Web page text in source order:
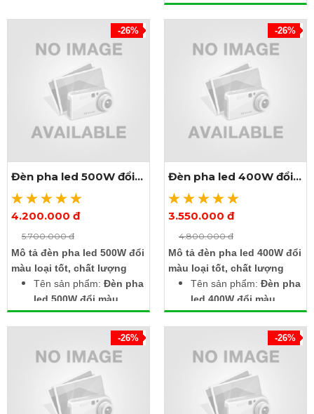
Quang thông: 3300 lm
Cấp bảo vệ: IP66 – IK08
Chiều cao lắp đặt: 3
Diện tích chiếu sáng:
25 – 30 m²
Điện áp đầu
vào: 85V~265V AC
Công suất: 400W
Màu sắc ánh sáng:
Trắng (6000K - 6500K),
vàng (3000K - 3500K)
Kích thước: Đường kính
380mm x cao 280mm
Bảo hành: 1 năm
-26%
Xem thêm ảnh
Đèn pha led 500W đổi
màu
4.200.000 đ
5.700.000 đ
Mô tả đèn pha led 500W đổi
màu loại tốt, chất lượng
Tên sản phẩm: Đèn pha
led 500W đổi màu
Điện áp đầu vào:
85~265V
Quang thông: 50.000lm
Màu sắc: RGB, đổi màu,
đủ màu
Chế độ điều khiển: Tự
-26%
Xem thêm ảnh
Đèn pha led 400W đổi
màu
3.550.000 đ
4.800.000 đ
Mô tả đèn pha led 400W đổi
màu loại tốt, chất lượng
Tên sản phẩm: Đèn pha
led 400W đổi màu
Điện áp đầu vào:
85~265V
Quang thông: 40.000lm
Màu sắc: RGB, đổi màu,
đủ màu
Chế độ điều khiển: Tự
-26% -26%